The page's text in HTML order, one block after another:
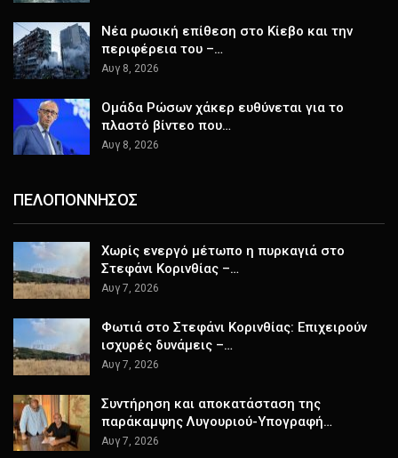
Nέα ρωσική επίθεση στο Κίεβο και την
περιφέρεια του –…
Αυγ 8, 2026
Ομάδα Ρώσων χάκερ ευθύνεται για το
πλαστό βίντεο που…
Αυγ 8, 2026
ΠΕΛΟΠΟΝΝΗΣΟΣ
Χωρίς ενεργό μέτωπο η πυρκαγιά στο
Στεφάνι Κορινθίας –…
Αυγ 7, 2026
Φωτιά στο Στεφάνι Κορινθίας: Επιχειρούν
ισχυρές δυνάμεις –…
Αυγ 7, 2026
Συντήρηση και αποκατάσταση της
παράκαμψης Λυγουριού-Υπογραφή…
Αυγ 7, 2026